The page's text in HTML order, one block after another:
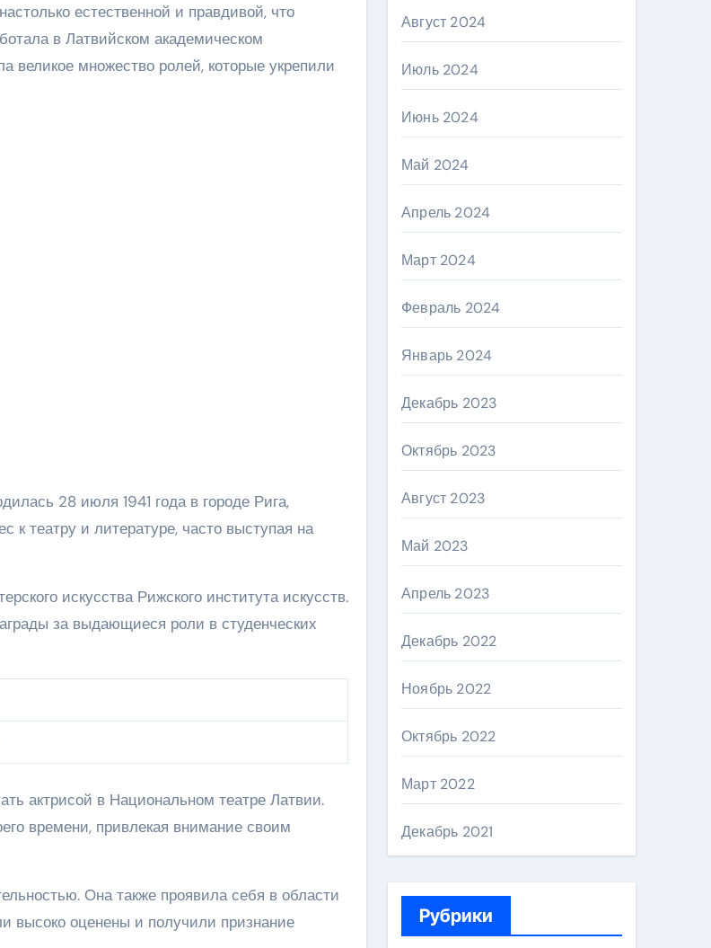
естественной и правдивой, что
в Латвийском академическом
великое множество ролей, которые укрепили
28 июля 1941 года в городе Рига,
к театру и литературе, часто выступая на
искусства Рижского института искусств.
за выдающиеся роли в студенческих
актрисой в Национальном театре Латвии.
времени, привлекая внимание своим
Она также проявила себя в области
высоко оценены и получили признание
Август 2024
Июль 2024
Июнь 2024
Май 2024
Апрель 2024
Март 2024
Февраль 2024
Январь 2024
Декабрь 2023
Октябрь 2023
Август 2023
Май 2023
Апрель 2023
Декабрь 2022
Ноябрь 2022
Октябрь 2022
Март 2022
Декабрь 2021
Рубрики